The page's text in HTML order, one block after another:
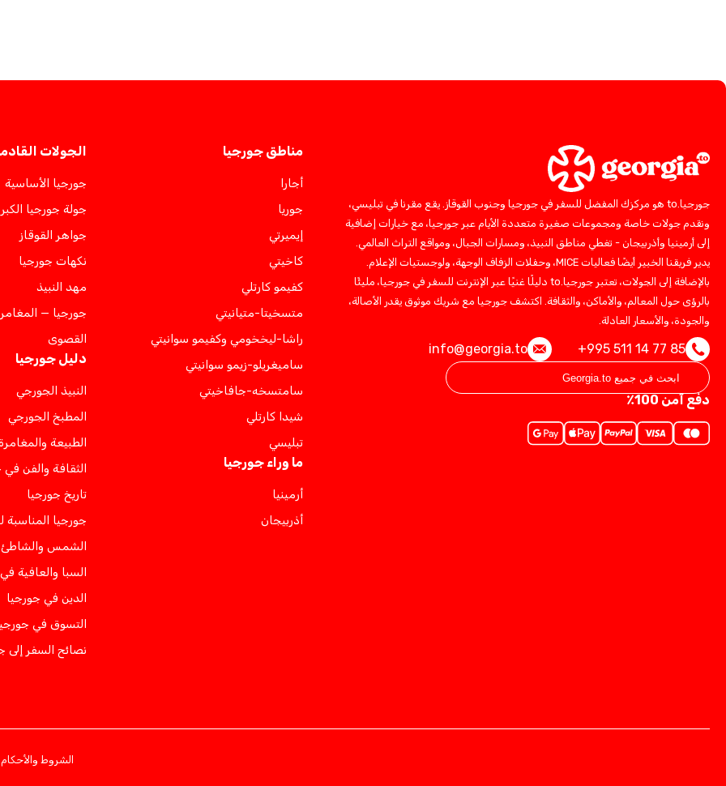
جورجيا.to هو مركزك المفضل للسفر في جورجيا وجنوب القوقاز. يقع مقرنا في تبليسي،
ونقدم جولات خاصة ومجموعات صغيرة متعددة الأيام عبر جورجيا، مع خيارات إضافية
إلى أرمينيا وأذربيجان - تغطي مناطق النبيذ، ومسارات الجبال، ومواقع التراث العالمي.
يدير فريقنا الخبير أيضًا فعاليات MICE، وحفلات الزفاف الوجهة، ولوجستيات الإعلام.
بالإضافة إلى الجولات، تعتبر جورجيا.to دليلًا غنيًا عبر الإنترنت للسفر في جورجيا، مليئًا
بالرؤى حول المعالم، والأماكن، والثقافة. اكتشف جورجيا مع شريك موثوق يقدر الأصالة،
والجودة، والأسعار العادلة.
+995 511 14 77 85
info@georgia.to
دفع آمن 100٪
مناطق جورجيا
أجارا
جوريا
إيميرتي
كاخيتي
كفيمو كارتلي
متسخيتا-متيانيتي
راشا-ليخخومي وكفيمو سوانيتي
ساميغريلو-زيمو سوانيتي
سامتسخه-جافاخيتي
شيدا كارتلي
تبليسي
ما وراء جورجيا
أرمينيا
أذربيجان
الجولات
جورجيا الأساسية
جولة جورجيا
جواهر القوقاز
نكهات جورجيا
مهد النبيذ
جورجيا —
القصوى
دليل جورجيا
النبيذ الجورجي
المطبخ الجورجي
الطبيعة
الثقافة والفن
تاريخ جورجيا
جورجيا المناسبة
الشمس
السبا والعافية
الدين في جورجيا
التسوق في
نصائح السفر إلى
الشروط والأحكام